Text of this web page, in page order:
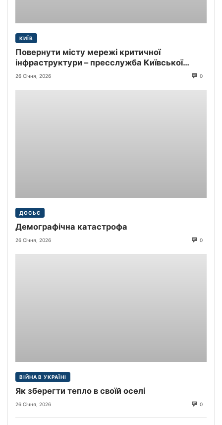
КИЇВ
Повернути місту мережі критичної
інфраструктури – пресслужба Київської
міської прокуратури
26 Січня, 2026 0
ДОСЬЄ
Демографічна катастрофа
26 Січня, 2026 0
ВІЙНА В УКРАЇНІ
Як зберегти тепло в своїй оселі
26 Січня, 2026 0